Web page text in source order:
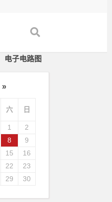
电子电路图
»
六 日
1
2
8
9
15
16
22
23
29 30